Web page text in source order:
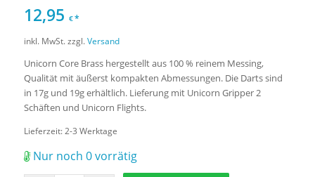
12,95 €*
inkl. MwSt. zzgl.Versand
Unicorn Core Brass hergestellt aus 100 % reinem Messing,
Qualität mit äußerst kompakten Abmessungen. Die Darts sind
in 17g und 19g erhältlich. Lieferung mit Unicorn Gripper 2
Schäften und Unicorn Flights.
Lieferzeit: 2-3 Werktage
Nur noch 0 vorrätig